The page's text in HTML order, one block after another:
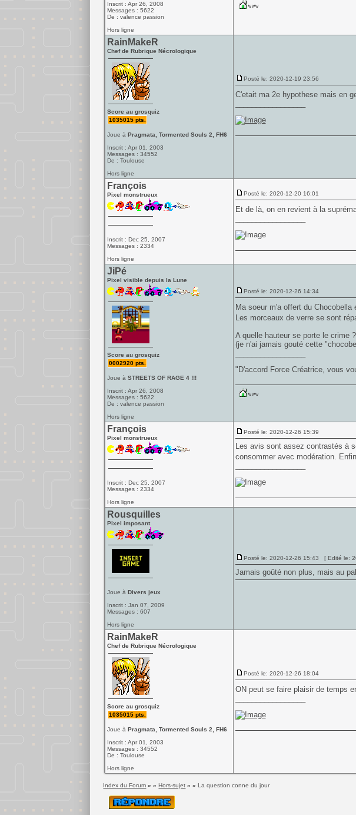
Inscrit : Apr 26, 2008
Messages : 5622
De : valence passion
Hors ligne
RainMakeR
Chef de Rubrique Nécrologique
Score au grosquiz
1035015 pts.
Joue à Pragmata, Tormented Souls 2, FH6
Inscrit : Apr 01, 2003
Messages : 34552
De : Toulouse
Hors ligne
Posté le: 2020-12-19 23:56
C'etait ma 2e hypothese mais en
François
Pixel monstrueux
Inscrit : Dec 25, 2007
Messages : 2334
Hors ligne
Posté le: 2020-12-20 16:01
Et de là, on en revient à la
JiPé
Pixel visible depuis la Lune
Score au grosquiz
0002920 pts.
Joue à STREETS OF RAGE 4 !!!
Inscrit : Apr 26, 2008
Messages : 5622
De : valence passion
Hors ligne
Posté le: 2020-12-26 14:34
Ma soeur m'a offert du
Les morceaux de verre se sont
A quelle hauteur se porte le crime ?
(je n'ai jamais gouté cette
"D'accord Force Créatrice, vous
François
Pixel monstrueux
Inscrit : Dec 25, 2007
Messages : 2334
Hors ligne
Posté le: 2020-12-26 15:39
Les avis sont assez contrastés à
consommer avec modération.
Rousquilles
Pixel imposant
Joue à Divers jeux
Inscrit : Jan 07, 2009
Messages : 607
Hors ligne
Posté le: 2020-12-26 15:43 [ Edité le:
Jamais goûté non plus, mais au
RainMakeR
Chef de Rubrique Nécrologique
Score au grosquiz
1035015 pts.
Joue à Pragmata, Tormented Souls 2, FH6
Inscrit : Apr 01, 2003
Messages : 34552
De : Toulouse
Hors ligne
Posté le: 2020-12-26 18:04
ON peut se faire plaisir de temps
Index du Forum » »Hors-sujet » »La question conne du jour